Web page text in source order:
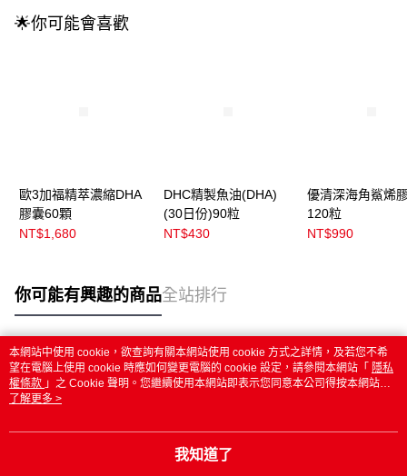
🌟你可能會喜歡
歐3加福精萃濃縮DHA
膠囊60顆
NT$1,680
DHC精製魚油(DHA)
(30日份)90粒
NT$430
優清深海角鯊烯
120粒
NT$990
你可能有興趣的商品全站排行
熱門標籤
本網站中使用 cookie，欲查詢有關本網站使用 cookie 方式之詳情，及若您不希
望在電腦上使用 cookie 時應如何變更電腦的 cookie 設定，請參閱本網站「 隱私
權條款 」之 Cookie 聲明。您繼續使用本網站即表示您同意本公司得按本網站使
用條款之 Cookie 聲明使用 cookie。
了解更多 >
我知道了